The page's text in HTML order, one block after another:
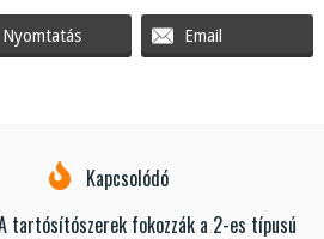
Nyomtatás Email
Kapcsolódó
tartósítószerek fokozzák a 2-es típusú